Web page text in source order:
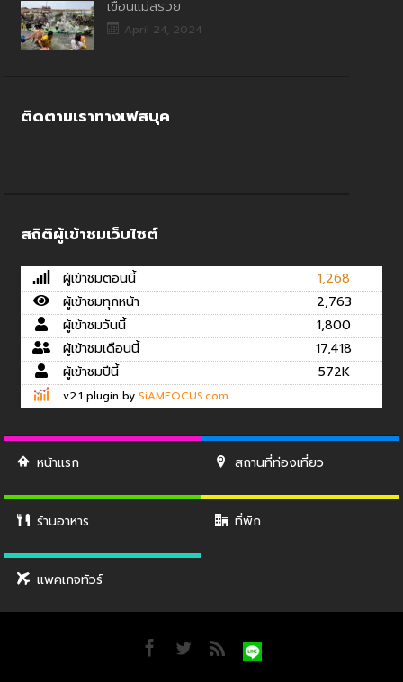
เขื่อนแม่สรวย
April 24, 2024
ติดตามเราทางเฟสบุค
สถิติผู้เข้าชมเว็บไซต์
ผู้เข้าชมตอนนี้
1,268
ผู้เข้าชมทุกหน้า
2,763
ผู้เข้าชมวันนี้
1,800
ผู้เข้าชมเดือนนี้
17,418
ผู้เข้าชมปีนี้
572K
v2.1 plugin by SiAMFOCUS.com
หน้าแรก สถานที่ท่องเที่ยว
ร้านอาหาร ที่พัก
แพคเกจทัวร์